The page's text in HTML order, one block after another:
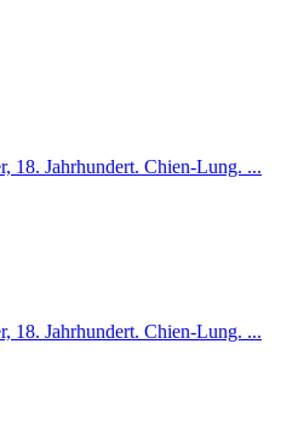
18. Jahrhundert. Chien-Lung. ...
18. Jahrhundert. Chien-Lung. ...